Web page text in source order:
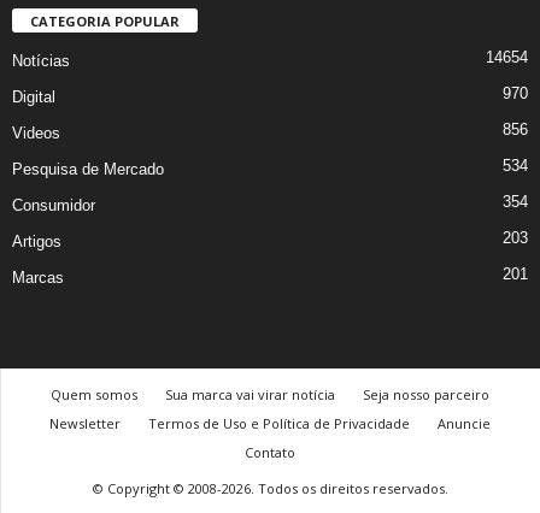
CATEGORIA POPULAR
Notícias 14654
Digital 970
Videos 856
Pesquisa de Mercado 534
Consumidor 354
Artigos 203
Marcas 201
Quem somos Sua marca vai virar notícia
Seja nosso parceiro
Newsletter
Termos de Uso e Política de Privacidade
Anuncie
Contato
© Copyright © 2008-2026. Todos os direitos reservados.